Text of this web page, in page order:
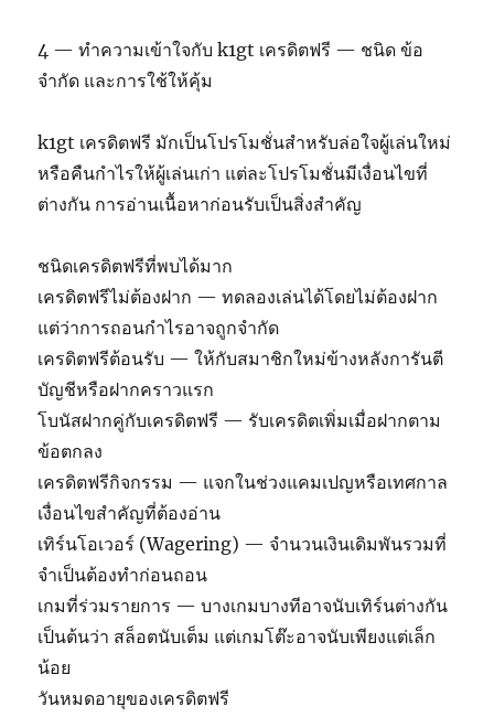
4 — ทำความเข้าใจกับ k1gt เครดิตฟรี — ชนิด ข้อ
จำกัด และการใช้ให้คุ้ม
k1gt เครดิตฟรี มักเป็นโปรโมชั่นสำหรับล่อใจผู้เล่นใหม่
หรือคืนกำไรให้ผู้เล่นเก่า แต่ละโปรโมชั่นมีเงื่อนไขที่
ต่างกัน การอ่านเนื้อหาก่อนรับเป็นสิ่งสำคัญ
ชนิดเครดิตฟรีที่พบได้มาก
เครดิตฟรีไม่ต้องฝาก — ทดลองเล่นได้โดยไม่ต้องฝาก
แต่ว่าการถอนกำไรอาจถูกจำกัด
เครดิตฟรีต้อนรับ — ให้กับสมาชิกใหม่ข้างหลังการันตี
บัญชีหรือฝากคราวแรก
โบนัสฝากคู่กับเครดิตฟรี — รับเครดิตเพิ่มเมื่อฝากตาม
ข้อตกลง
เครดิตฟรีกิจกรรม — แจกในช่วงแคมเปญหรือเทศกาล
เงื่อนไขสำคัญที่ต้องอ่าน
เทิร์นโอเวอร์ (Wagering) — จำนวนเงินเดิมพันรวมที่
จำเป็นต้องทำก่อนถอน
เกมที่ร่วมรายการ — บางเกมบางทีอาจนับเทิร์นต่างกัน
เป็นต้นว่า สล็อตนับเต็ม แต่เกมโต๊ะอาจนับเพียงแต่เล็ก
น้อย
วันหมดอายุของเครดิตฟรี